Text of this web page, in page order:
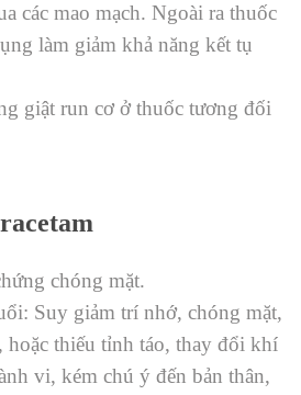
các mao mạch. Ngoài ra thuốc
làm giảm khả năng kết tụ
giật run cơ ở thuốc tương đối
chóng mặt.
Suy giảm trí nhớ, chóng mặt,
hoặc thiếu tỉnh táo, thay đổi khí
vi, kém chú ý đến bản thân,